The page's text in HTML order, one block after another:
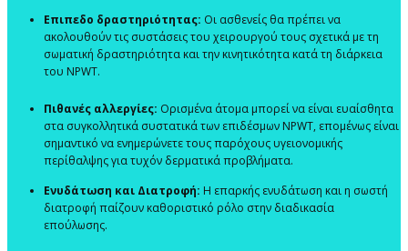
Επιπεδο δραστηριότητας: Οι ασθενείς θα πρέπει να
ακολουθούν τις συστάσεις του χειρουργού τους σχετικά με τη
σωματική δραστηριότητα και την κινητικότητα κατά τη διάρκεια
του NPWT.
Πιθανές αλλεργίες: Ορισμένα άτομα μπορεί να είναι ευαίσθητα
στα συγκολλητικά συστατικά των επιδέσμων NPWT, επομένως είναι
σημαντικό να ενημερώνετε τους παρόχους υγειονομικής
περίθαλψης για τυχόν δερματικά προβλήματα.
Ενυδάτωση και Διατροφή: Η επαρκής ενυδάτωση και η σωστή
διατροφή παίζουν καθοριστικό ρόλο στην διαδικασία
επούλωσης.